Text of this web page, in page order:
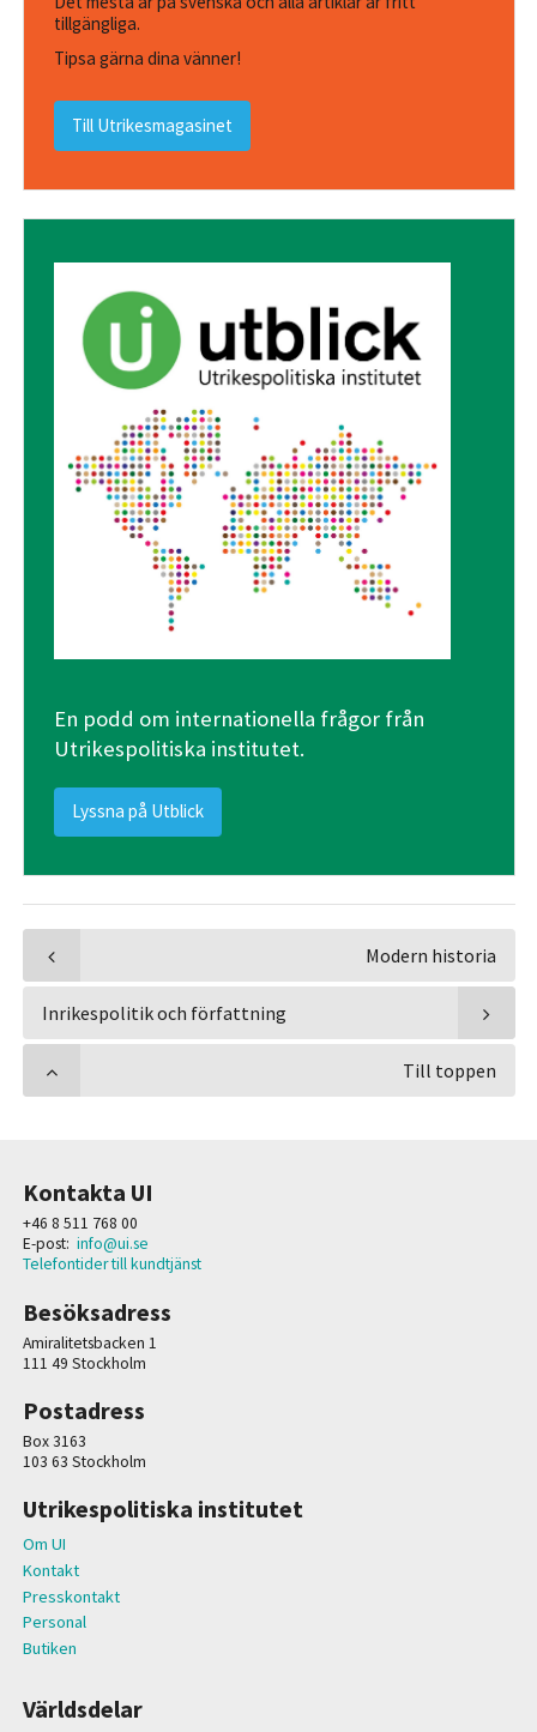
tillgängliga.
Tipsa gärna dina vänner!
Till Utrikesmagasinet
En podd om internationella frågor från
Utrikespolitiska institutet.
Lyssna på Utblick
Modern historia
Inrikespolitik och författning
Till toppen
Kontakta UI
+46 8 511 768 00
E-post: info@ui.se
Telefontider till kundtjänst
Besöksadress
Amiralitetsbacken 1
111 49 Stockholm
Postadress
Box 3163
103 63 Stockholm
Utrikespolitiska institutet
Om UI
Kontakt
Presskontakt
Personal
Butiken
Världsdelar